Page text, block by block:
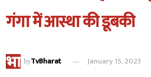
गंगा में आस्था की डूबकी
byTvBharat January 15, 2023